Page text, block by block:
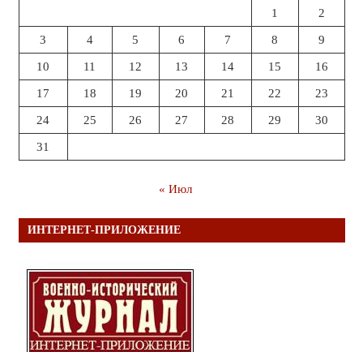
1 2
3 4 5 6 7 8 9
10 11 12 13 14 15 16
17 18 19 20 21 22 23
24 25 26 27 28 29 30
31
« Июл
ИНТЕРНЕТ-ПРИЛОЖЕНИЕ